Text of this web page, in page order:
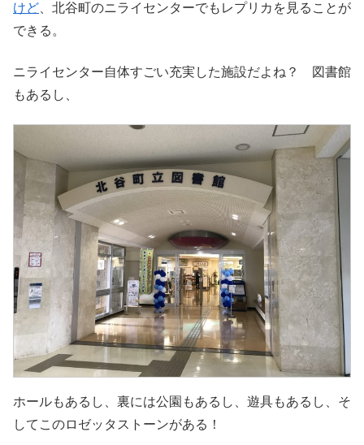
けど 、北谷町のニライセンターでもレプリカを見ることが
できる。
ニライセンター自体すごい充実した施設だよね？ 図書館
もあるし、
ホールもあるし、裏には公園もあるし、遊具もあるし、そ
してこのロゼッタストーンがある！